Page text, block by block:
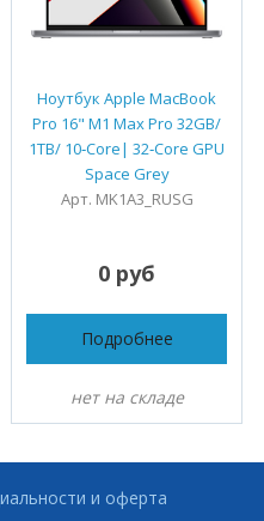
Ноутбук Apple MacBook
Pro 16" M1 Max Pro 32GB/
1TB/ 10‑Core| 32‑Core GPU
Space Grey
Арт. MK1A3_RUSG
0 руб
Подробнее
нет на складе
и оферта